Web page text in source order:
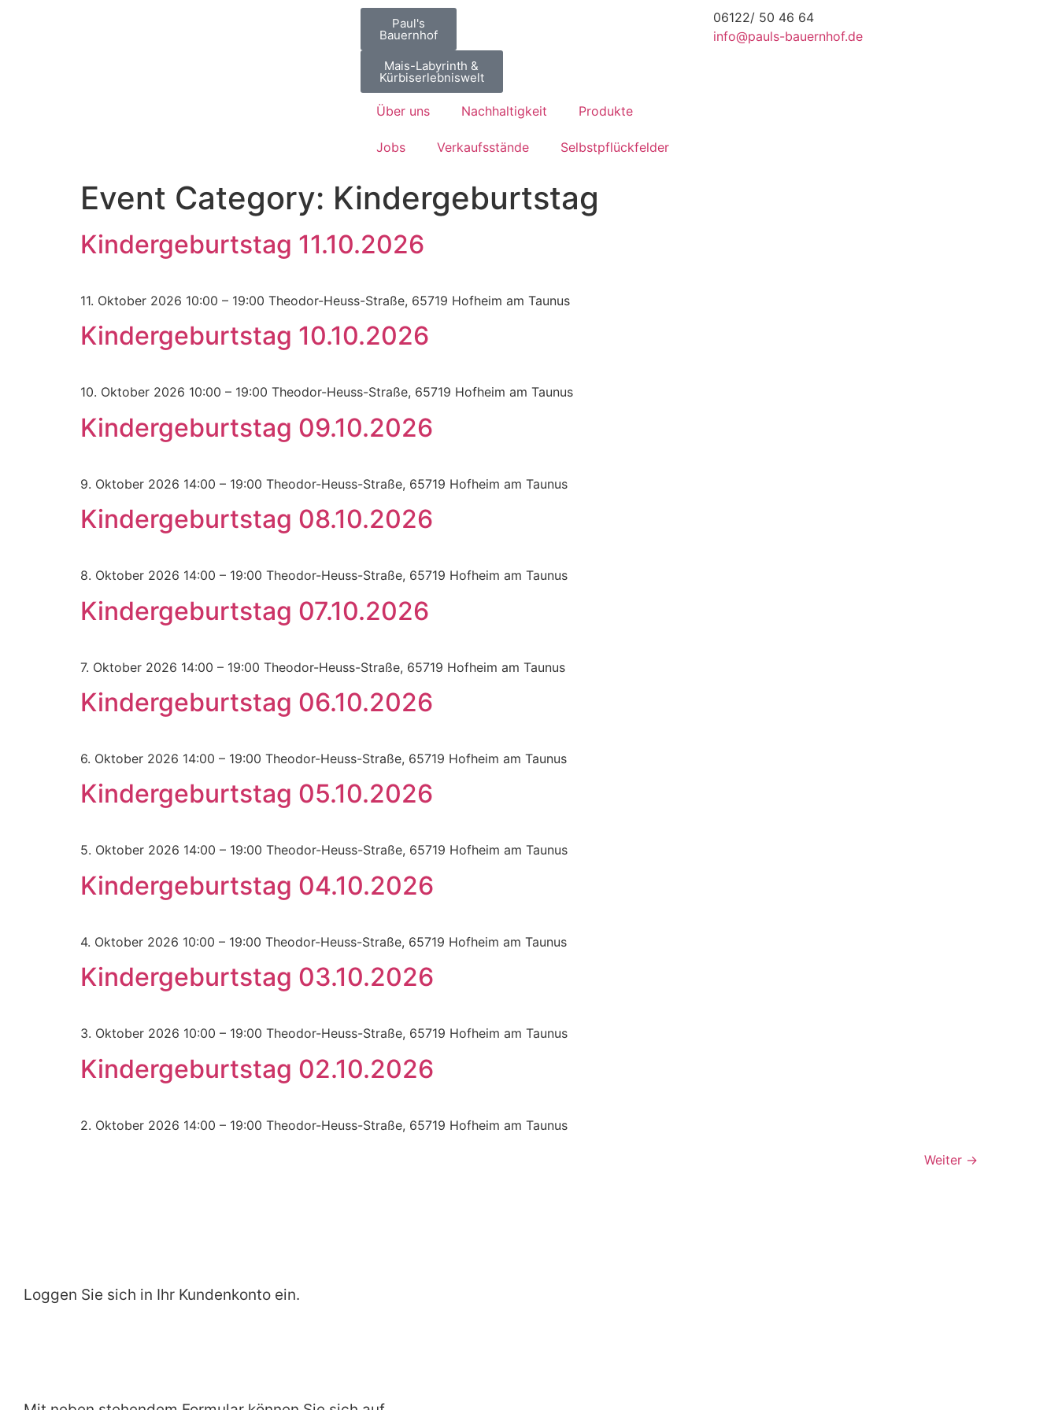
Paul's
Bauernhof
Mais-Labyrinth &
Kürbiserlebniswelt
Über uns Nachhaltigkeit Produkte
Jobs Verkaufsstände Selbstpflückfelder
06122/ 50 46 64
info@pauls-bauernhof.de
Event Category: Kindergeburtstag
Kindergeburtstag 11.10.2026
11. Oktober 2026 10:00 – 19:00 Theodor-Heuss-Straße, 65719 Hofheim am Taunus
Kindergeburtstag 10.10.2026
10. Oktober 2026 10:00 – 19:00 Theodor-Heuss-Straße, 65719 Hofheim am Taunus
Kindergeburtstag 09.10.2026
9. Oktober 2026 14:00 – 19:00 Theodor-Heuss-Straße, 65719 Hofheim am Taunus
Kindergeburtstag 08.10.2026
8. Oktober 2026 14:00 – 19:00 Theodor-Heuss-Straße, 65719 Hofheim am Taunus
Kindergeburtstag 07.10.2026
7. Oktober 2026 14:00 – 19:00 Theodor-Heuss-Straße, 65719 Hofheim am Taunus
Kindergeburtstag 06.10.2026
6. Oktober 2026 14:00 – 19:00 Theodor-Heuss-Straße, 65719 Hofheim am Taunus
Kindergeburtstag 05.10.2026
5. Oktober 2026 14:00 – 19:00 Theodor-Heuss-Straße, 65719 Hofheim am Taunus
Kindergeburtstag 04.10.2026
4. Oktober 2026 10:00 – 19:00 Theodor-Heuss-Straße, 65719 Hofheim am Taunus
Kindergeburtstag 03.10.2026
3. Oktober 2026 10:00 – 19:00 Theodor-Heuss-Straße, 65719 Hofheim am Taunus
Kindergeburtstag 02.10.2026
2. Oktober 2026 14:00 – 19:00 Theodor-Heuss-Straße, 65719 Hofheim am Taunus
Weiter →
Loggen Sie sich in Ihr Kundenkonto ein.